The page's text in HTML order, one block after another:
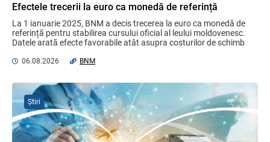
Discuții cu reprezentanții sindicatelor
despre ajustarea sistemului de salarizare
Garanția financiară pentru refacerea
mediului la exploatarea resurselor
minerale
04.08.2026
Efectele trecerii la euro ca monedă de referință
La 1 ianuarie 2025, BNM a decis trecerea la euro ca monedă de
referință pentru stabilirea cursului oficial al leului moldovenesc.
Datele arată efecte favorabile atât asupra costurilor de schimb
06.08.2026 BNM
Știri